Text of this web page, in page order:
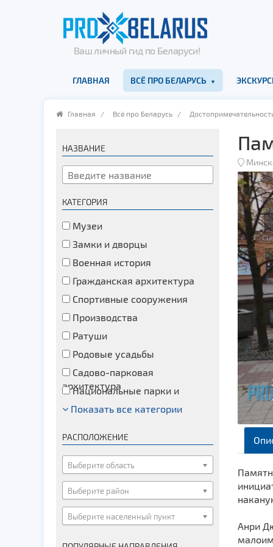
Ваш личный гид по Беларуси!
ГЛАВНАЯ ВСЁ ПРО БЕЛАРУСЬ
Главная / Всё про Беларусь /
НАЗВАНИЕ
КАТЕГОРИЯ
Музеи
Замки и дворцы
Военная история
Гражданская архитектура
Спортивные сооружения
Производства
Ратуши
Родовые усадьбы
Садово-парковая
архитектура
Национальные парки и
заказники
Озера и водоемы
Памятники археологии
Памятники геодезии
Памятники природы
Памятники известным людям
Церкви
Показать все категории
РАСПОЛОЖЕНИЕ
Выберите область
Выберите район
Выберите населенный пункт
Анри